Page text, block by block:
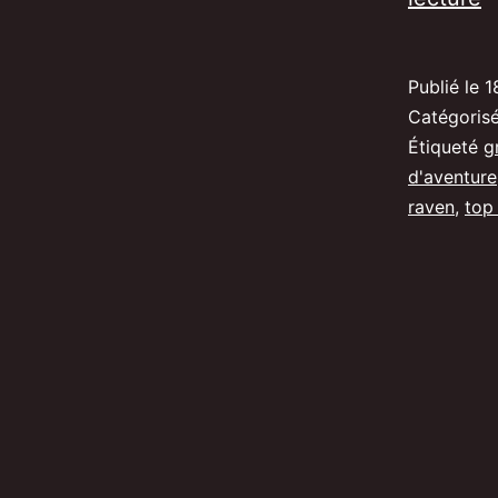
la
Publié le
Étiqueté
d'aventure
raven, top